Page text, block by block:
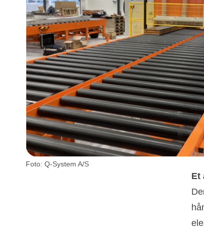
Foto: Q-System A/S
Et